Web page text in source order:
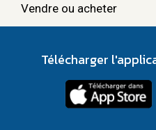
Vendre ou acheter
Télécharger